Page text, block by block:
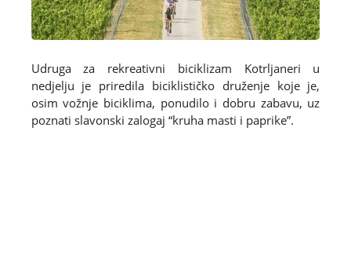
Udruga za rekreativni biciklizam Kotrljaneri u
nedjelju je priredila biciklističko druženje koje je,
osim vožnje biciklima, ponudilo i dobru zabavu, uz
poznati slavonski zalogaj “kruha masti i paprike”.